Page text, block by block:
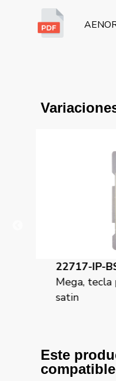
22717-IP-BS
Mega, tecla
satin
Este